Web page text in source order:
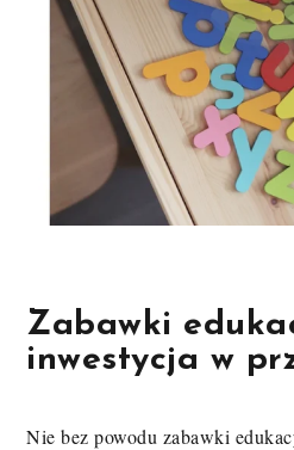
Zabawki
inwestycja w
Nie bez powodu zabawki